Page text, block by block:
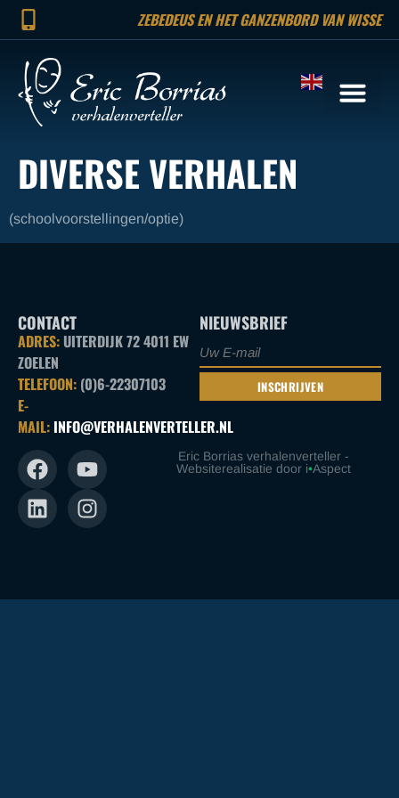
ZEBEDEUS EN HET GANZENBORD VAN WISSE
DIVERSE VERHALEN
(schoolvoorstellingen/optie)
CONTACT
ADRES: UITERDIJK 72 4011 EW
ZOELEN
TELEFOON: (0)6-22307103
E-
MAIL: INFO@VERHALENVERTELLER.NL
NIEUWSBRIEF
Eric Borrias verhalenverteller -
Websiterealisatie door i•Aspect